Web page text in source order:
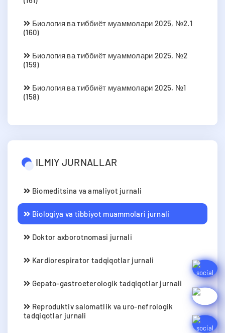
Биология ва тиббиёт муаммолари 2025, №2.1
(160)
Биология ва тиббиёт муаммолари 2025, №2
(159)
Биология ва тиббиёт муаммолари 2025, №1
(158)
ILMIY JURNALLAR
Biomeditsina va amaliyot jurnali
Biologiya va tibbiyot muammolari jurnali
Doktor axborotnomasi jurnali
Kardiorespirator tadqiqotlar jurnali
Gepato-gastroeterologik tadqiqotlar jurnali
Reproduktiv salomatlik va uro-nefrologik
tadqiqotlar jurnali